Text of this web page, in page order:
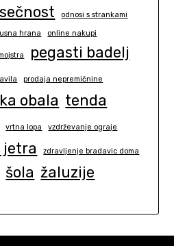
odnosi s strankami
hrana online nakupi
pegasti badelj
prodaja nepremičnine
obala tenda
vrtna lopa vzdrževanje ograje
jetra zdravljenje bradavic doma
šola žaluzije